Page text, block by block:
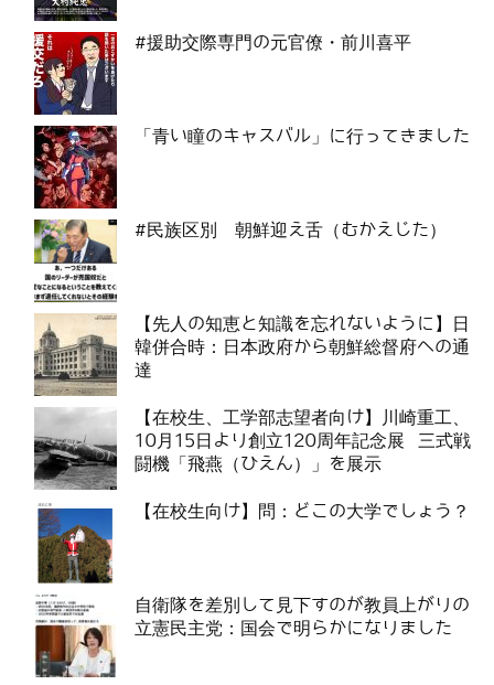
#援助交際専門の元官僚・前川喜平
「青い瞳のキャスバル」に行ってきました
#民族区別 朝鮮迎え舌（むかえじた）
【先人の知恵と知識を忘れないように】日
韓併合時：日本政府から朝鮮総督府への通
達
【在校生、工学部志望者向け】川崎重工、
10月15日より創立120周年記念展 三式戦
闘機「飛燕（ひえん）」を展示
【在校生向け】問：どこの大学でしょう？
自衛隊を差別して見下すのが教員上がりの
立憲民主党：国会で明らかになりました